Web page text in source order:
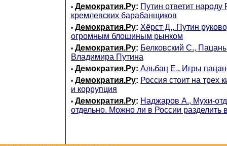
• Демократия.Ру: Путин ответит народу
кремлевских барабанщиков
• Демократия.Ру: Хёрст Д., Путин
огромным блошиным рынком
• Демократия.Ру: Белковский С.,
Владимира Путина
• Демократия.Ру: Альбац Е., Игры
• Демократия.Ру: Россия стоит на трех
и коррупция
• Демократия.Ру: Наджаров А., Мухи-
отдельно. Можно ли в России разделить